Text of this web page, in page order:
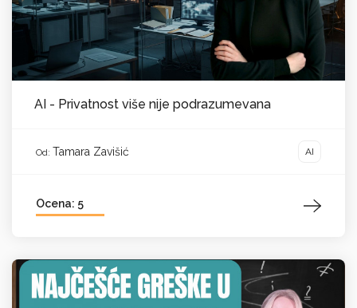
AI - Privatnost više nije podrazumevana
Od: Tamara Zavišić AI
Ocena: 5